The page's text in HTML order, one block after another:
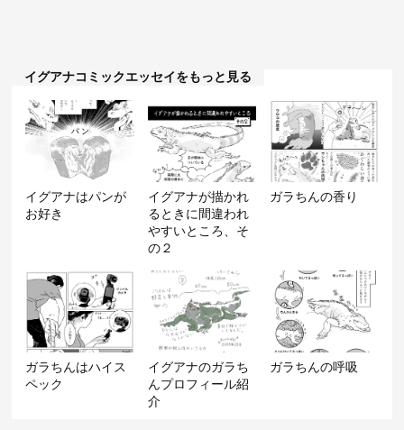
イグアナコミックエッセイをもっと見る
イグアナはパンが
お好き
イグアナが描かれ
るときに間違われ
やすいところ、そ
の２
ガラちんの香り
ガラちんはハイス
ペック
イグアナのガラち
んプロフィール紹
介
ガラちんの呼吸